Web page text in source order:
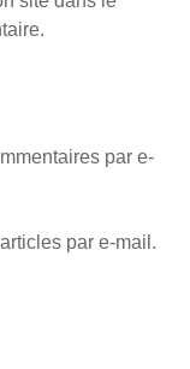
par e-
par e-mail.